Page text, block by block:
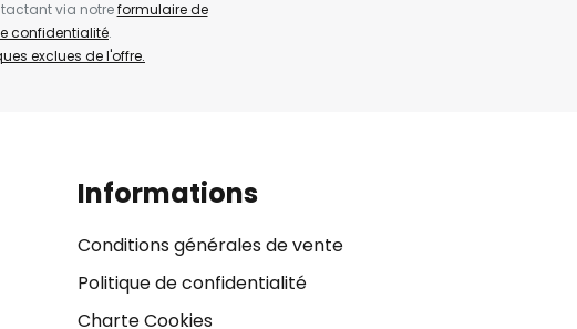
via notreformulaire de
confidentialité.
exclues de l'offre.
Informations
Conditions générales de vente
Politique de confidentialité
Charte Cookies